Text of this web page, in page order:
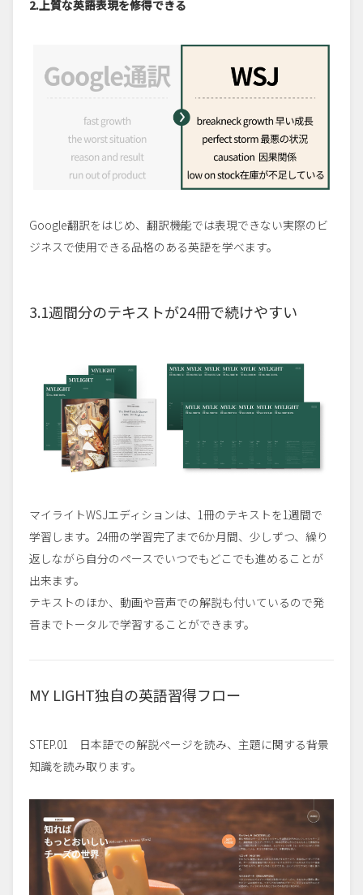
2.上質な英語表現を修得できる
Google翻訳をはじめ、翻訳機能では表現できない実際のビ
ジネスで使用できる品格のある英語を学べます。
3.1週間分のテキストが24冊で続けやすい
マイライトWSJエディションは、1冊のテキストを1週間で
学習します。24冊の学習完了まで6か月間、少しずつ、繰り
返しながら自分のペースでいつでもどこでも進めることが
出来ます。
テキストのほか、動画や音声での解説も付いているので発
音までトータルで学習することができます。
MY LIGHT独自の英語習得フロー
STEP.01 日本語での解説ページを読み、主題に関する背景
知識を読み取ります。